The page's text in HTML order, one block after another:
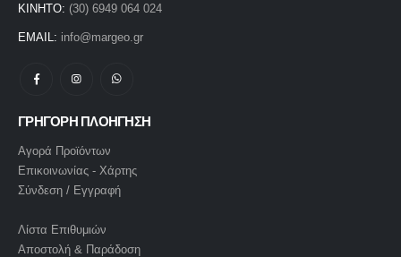
ΚΙΝΗΤΟ: (30) 6949 064 024
EMAIL: info@margeo.gr
ΓΡΗΓΟΡΗ ΠΛΟΗΓΗΣΗ
Αγορά Προϊόντων
Επικοινωνίας - Χάρτης
Σύνδεση / Εγγραφή
Λίστα Επιθυμιών
Αποστολή & Παράδοση